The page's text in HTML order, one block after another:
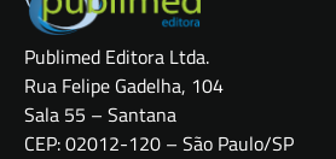
Publimed Editora Ltda.
Rua Felipe Gadelha, 104
Sala 55 – Santana
CEP: 02012-120 – São Paulo/SP